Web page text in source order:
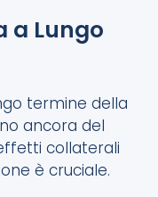
a Lungo
termine della
ancora del
collaterali
è cruciale.